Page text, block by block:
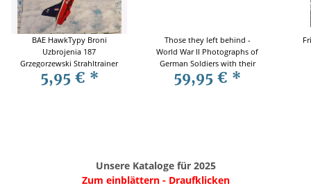
BAE HawkTypy Broni
Uzbrojenia 187
Grzegorzewski Strahltrainer
5,95 € *
Those they left behind -
World War II Photographs of
German Soldiers with their
Wives, Families and
Sweethearts - Frank Holford
59,95 € *
Unsere Kataloge für 2025
Zum einblättern - Draufklicken